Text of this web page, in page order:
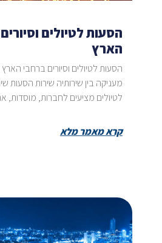
הסעות לטיולים
הארץ
הסעות לטיולים וסיורים ברחבי
מעניקה בין שירותיה שירות הסעות
לטיולים מציעים לחברות, מוסדות,
קרא מאמר מלא